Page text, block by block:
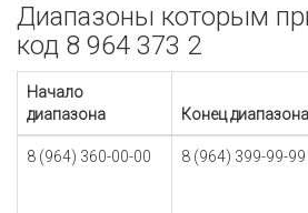
Диапазоны которым
код 8 964 373 2
Начало
диапазона
Конец диапазона
8 (964) 360-00-00 8 (964) 399-99-99